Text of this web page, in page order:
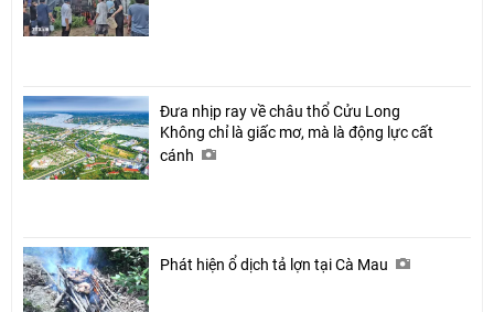
Đưa nhịp ray về châu thổ Cửu Long
Không chỉ là giấc mơ, mà là động lực cất
cánh
Phát hiện ổ dịch tả lợn tại Cà Mau